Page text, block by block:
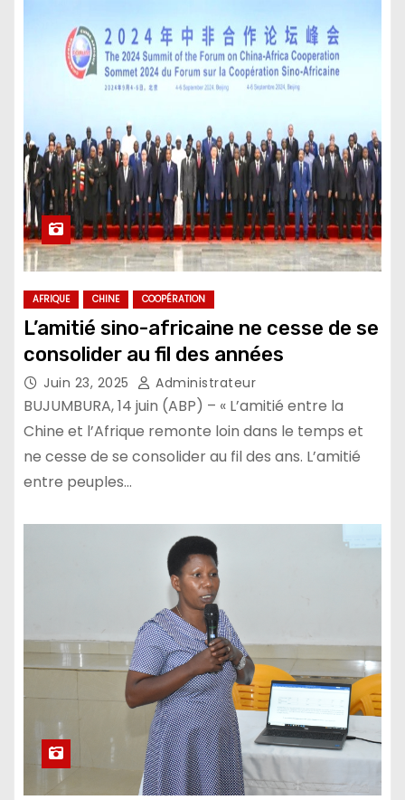
AFRIQUE CHINE COOPÉRATION
L’amitié sino-africaine ne cesse de se
consolider au fil des années
Juin 23, 2025 Administrateur
BUJUMBURA, 14 juin (ABP) – « L’amitié entre la
Chine et l’Afrique remonte loin dans le temps et
ne cesse de se consolider au fil des ans. L’amitié
entre peuples…